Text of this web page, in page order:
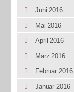
Juni 2016
Mai 2016
April 2016
März 2016
Februar 2016
Januar 2016